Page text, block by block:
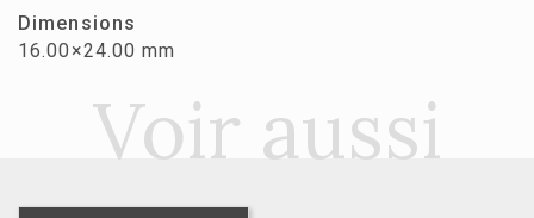
Dimensions
16.00×24.00 mm
Voir aussi